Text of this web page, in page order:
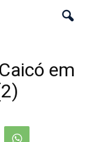
em